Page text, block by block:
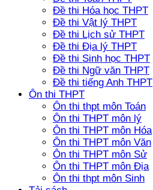
Đề thi Hóa học THPT
Đề thi Vật lý THPT
Đề thi Lịch sử THPT
Đề thi Địa lý THPT
Đề thi Sinh học THPT
Đề thi Ngữ văn THPT
Đề thi tiếng Anh THPT
Ôn thi THPT
Ôn thi thpt môn Toán
Ôn thi THPT môn lý
Ôn thi THPT môn Hóa
Ôn thi THPT môn Văn
Ôn thi THPT môn Sử
Ôn thi THPT môn Địa
Ôn thi thpt môn Sinh